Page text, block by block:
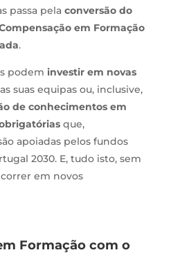
passa pela conversão do
em Formação
.
podem investir em novas
suas equipas ou, inclusive,
de conhecimentos em
que,
apoiadas pelos fundos
2030. E, tudo isto, sem
em novos
Formação com o